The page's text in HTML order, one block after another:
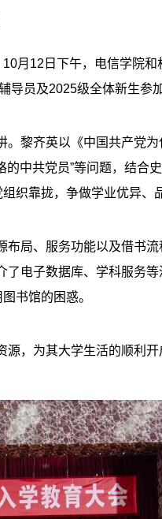
月12日下午，电信学院
员及2025级全体新生参
黎齐英以《中国共产党为
中共党员”等问题，结合
织靠拢，争做学业优异、
局、服务功能以及借书
电子数据库、学科服务
书馆的困惑。
，为其大学生活的顺利开